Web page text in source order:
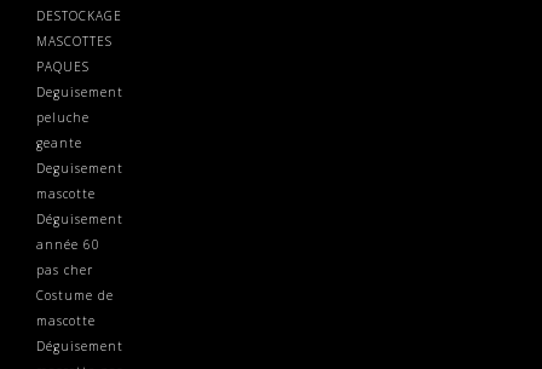
DESTOCKAGE
MASCOTTES
PAQUES
Deguisement
peluche
geante
Deguisement
mascotte
Déguisement
année 60
pas cher
Costume de
mascotte
Déguisement